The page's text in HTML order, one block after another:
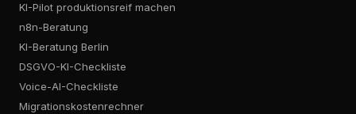
KI-Pilot produktionsreif machen
n8n-Beratung
KI-Beratung Berlin
DSGVO-KI-Checkliste
Voice-AI-Checkliste
Migrationskostenrechner